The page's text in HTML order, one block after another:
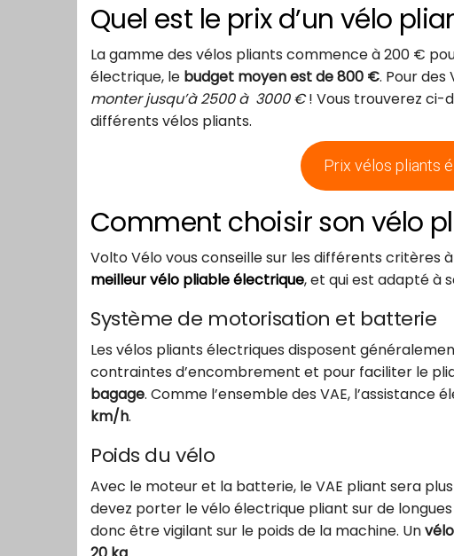
Quel est le prix d’un vélo
La gamme des vélos pliants commence à 200 €
électrique, le budget moyen est de 800 €. Pour des
monter jusqu’à 2500 à 3000 €! Vous trouverez ci-
différents vélos pliants.
Prix vélos pliants
Comment choisir son vélo
Volto Vélo vous conseille sur les différents critères
meilleur vélo pliable électrique, et qui est adapté à
Système de motorisation et batterie
Les vélos pliants électriques disposent
contraintes d’encombrement et pour faciliter le
bagage. Comme l’ensemble des VAE, l’assistance
km/h.
Poids du vélo
Avec le moteur et la batterie, le VAE pliant sera
devez porter le vélo électrique pliant sur de
donc être vigilant sur le poids de la machine. Un